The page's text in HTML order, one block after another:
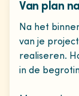
Van plan
Na het
van je
realiseren.
in de